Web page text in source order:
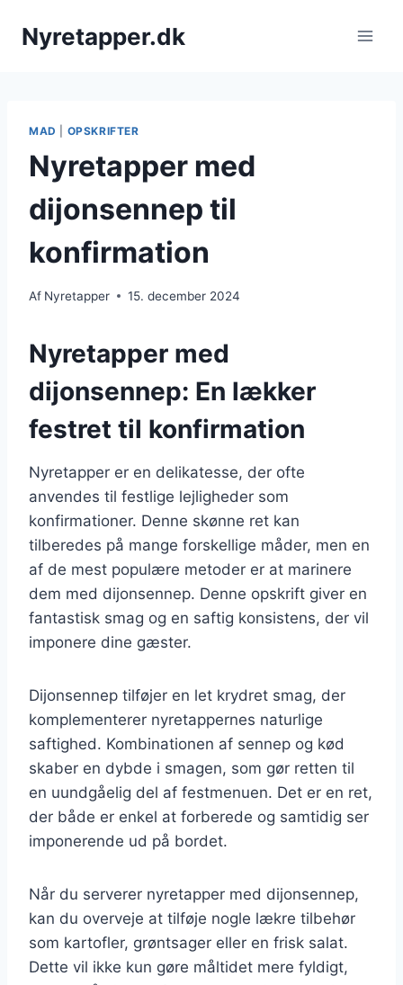
Nyretapper.dk
MAD OPSKRIFTER
Nyretapper med
dijonsennep til
konfirmation
Af Nyretapper 15. december 2024
Nyretapper med
dijonsennep: En lækker
festret til konfirmation
Nyretapper er en delikatesse, der ofte
anvendes til festlige lejligheder som
konfirmationer. Denne skønne ret kan
tilberedes på mange forskellige måder, men en
af de mest populære metoder er at marinere
dem med dijonsennep. Denne opskrift giver en
fantastisk smag og en saftig konsistens, der vil
imponere dine gæster.
Dijonsennep tilføjer en let krydret smag, der
komplementerer nyretappernes naturlige
saftighed. Kombinationen af sennep og kød
skaber en dybde i smagen, som gør retten til
en uundgåelig del af festmenuen. Det er en ret,
der både er enkel at forberede og samtidig ser
imponerende ud på bordet.
Når du serverer nyretapper med dijonsennep,
kan du overveje at tilføje nogle lækre tilbehør
som kartofler, grøntsager eller en frisk salat.
Dette vil ikke kun gøre måltidet mere fyldigt,